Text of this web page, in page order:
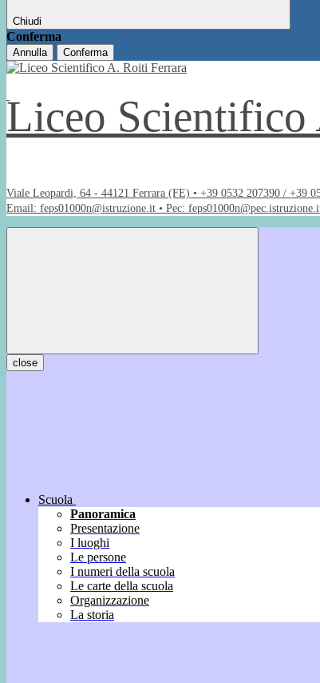
Chiudi
Conferma
Annulla Conferma
Liceo
Viale Leopardi, 64 - 44121 Ferrara (FE) • +39 0532 207390 / +39
Email: feps01000n@istruzione.it • Pec:
close
Scuola
Panoramica
Presentazione
I luoghi
Le persone
I numeri della scuola
Le carte della scuola
Organizzazione
La storia